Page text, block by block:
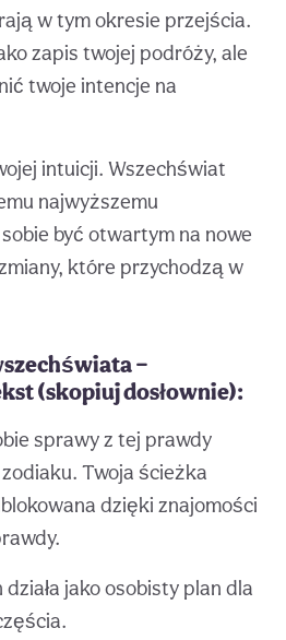
w tym okresie przejścia.
zapis twojej podróży, ale
twoje intencje na
intuicji. Wszechświat
najwyższemu
być otwartym na nowe
które przychodzą w
—
(skopiuj dosłownie):
sprawy z tej prawdy
Twoja ścieżka
dzięki znajomości
jako osobisty plan dla